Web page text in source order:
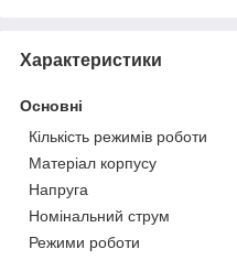
Характеристики
Основні
Кількість режимів роботи
Матеріал корпусу
Напруга
Номінальний струм
Режими роботи